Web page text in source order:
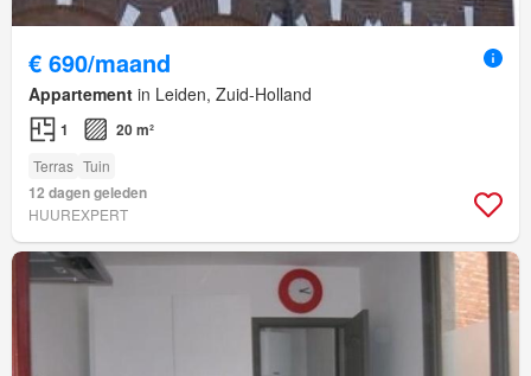
€ 690/maand
Appartement in Leiden, Zuid-Holland
1 20 m²
Terras Tuin
12 dagen geleden
HUUREXPERT